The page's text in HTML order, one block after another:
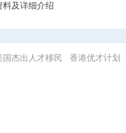
及详细介绍
国杰出人才移民 香港优才计划